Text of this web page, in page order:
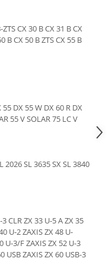
CX 30 B CX 31 B CX
B CX 50 B ZTS CX 55 B
DX 55 W DX 60 R DX
55 V SOLAR 75 LC V
2026 SL 3635 SX SL 3840
CLR ZX 33 U-5 A ZX 35
U-2 ZAXIS ZX 48 U-
U-3/F ZAXIS ZX 52 U-3
USB ZAXIS ZX 60 USB-3